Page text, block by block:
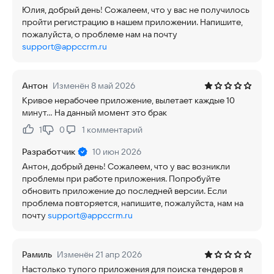
Юлия, добрый день! Сожалеем, что у вас не получилось
пройти регистрацию в нашем приложении. Напишите,
пожалуйста, о проблеме нам на почту
support@appccrm.ru
Антон Изменён 8 май 2026
Кривое нерабочее приложение, вылетает каждые 10
минут... На данный момент это брак
Нравится:
1Не нравится:
0 1 комментарий
Разработчик
10 июн 2026
Антон, добрый день! Сожалеем, что у вас возникли
проблемы при работе приложения. Попробуйте
обновить приложение до последней версии. Если
проблема повторяется, напишите, пожалуйста, нам на
почту support@appccrm.ru
Рамиль Изменён 21 апр 2026
Настолько тупого приложения для поиска тендеров я